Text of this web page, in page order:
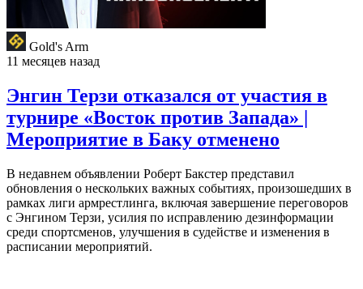
Gold's Arm
11 месяцев назад
Энгин Терзи отказался от участия в
турнире «Восток против Запада» |
Мероприятие в Баку отменено
В недавнем объявлении Роберт Бакстер представил
обновления о нескольких важных событиях, произошедших в
рамках лиги армрестлинга, включая завершение переговоров
с Энгином Терзи, усилия по исправлению дезинформации
среди спортсменов, улучшения в судействе и изменения в
расписании мероприятий.